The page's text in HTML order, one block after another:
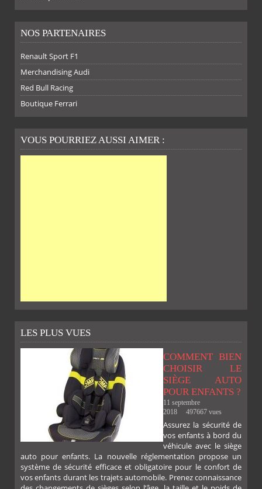
NOS PARTENAIRES
Renault Sport F1
Merchandising Audi
Red Bull Racing
Boutique Ferrari
VOUS POURRIEZ AUSSI AIMER :
LES PLUS VUES
COMMENT BIEN
CHOISIR LE
SIÈGE AUTO
POUR ENFANTS ?
11 septembre
2018
497667 vues
Assurez la sécurité de
vos enfants à bord du
véhicule avec le siège
auto pour enfants. La nouvelle réglementation propose un
système de sécurité efficace et obligatoire pour le confort de
vos enfants durant les trajets automobile. Prenez connaissance